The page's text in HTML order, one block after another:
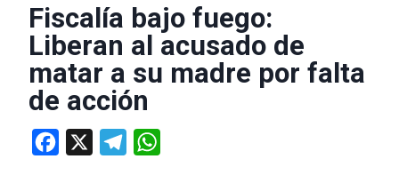
Fiscalía bajo fuego:
Liberan al acusado de
matar a su madre por falta
de acción
Facebook Telegram